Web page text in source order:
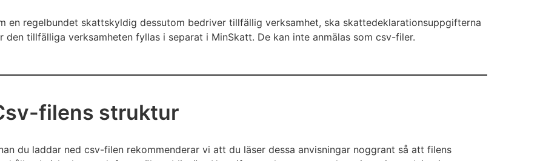
en regelbundet skattskyldig dessutom bedriver tillfällig verksamhet, ska skattedeklarationsuppgifterna
den tillfälliga verksamheten fyllas i separat i MinSkatt. De kan inte anmälas som csv-filer.
filens struktur
du laddar ned csv-filen rekommenderar vi att du läser dessa anvisningar noggrant så att filens